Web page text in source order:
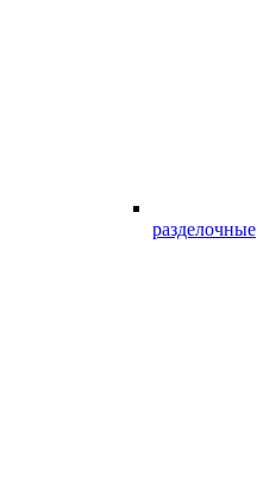
разделочные